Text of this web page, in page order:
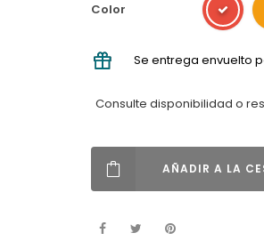
Color
Se entrega envuelto
Consulte disponibilidad o
AÑADIR A LA